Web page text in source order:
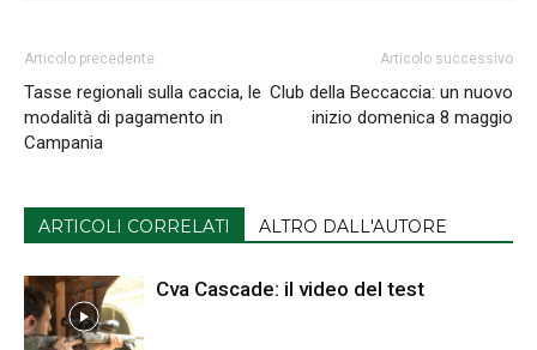
Articolo precedente
Tasse regionali sulla caccia, le
modalità di pagamento in
Campania
Articolo successivo
Club della Beccaccia: un nuovo
inizio domenica 8 maggio
ARTICOLI CORRELATI ALTRO DALL'AUTORE
Cva Cascade: il video del test